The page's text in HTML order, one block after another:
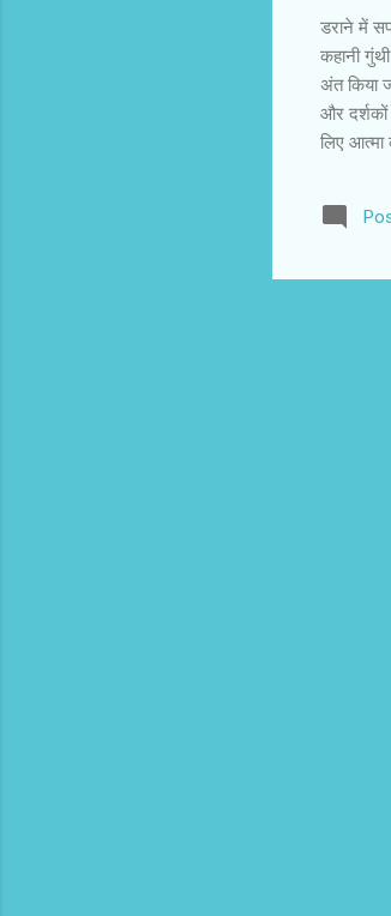
डराने में
कहानी
अंत किया
और
लिए
एक